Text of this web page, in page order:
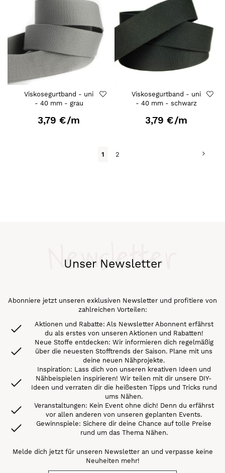
Viskosegurtband - uni
- 40 mm - grau
3,79 €/m
Viskosegurtband - uni
- 40 mm - schwarz
3,79 €/m
Du
1 Seite
2
Unser Newsletter
Newsletter
Abonniere jetzt unseren exklusiven Newsletter und profitiere von
zahlreichen Vorteilen:
Aktionen und Rabatte: Als Newsletter Abonnent erfährst
du als erstes von unseren Aktionen und Rabatten!
Neue Stoffe entdecken: Wir informieren dich regelmäßig
über die neuesten Stofftrends der Saison. Plane mit uns
deine neuen Nähprojekte.
Inspiration: Lass dich von unseren kreativen Ideen und
Nähbeispielen inspirieren! Wir teilen mit dir unsere DIY-
Ideen und verraten dir die heißesten Tipps und Tricks rund
ums Nähen.
Veranstaltungen: Kein Event ohne dich! Denn du erfährst
vor allen anderen von unseren geplanten Events.
Gewinnspiele: Sichere dir deine Chance auf tolle Preise
rund um das Thema Nähen.
Melde dich jetzt für unseren Newsletter an und verpasse keine
Neuheiten mehr!